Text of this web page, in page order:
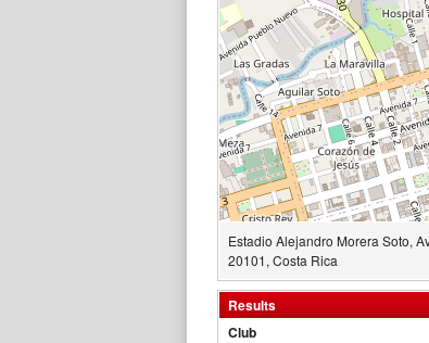
Estadio Alejandro Morera Soto,
20101, Costa Rica
Results
Club